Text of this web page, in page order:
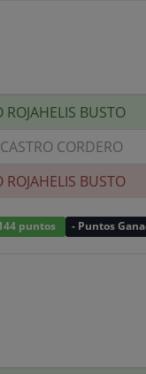
ROJAHELIS BUSTO
CORDERO
ROJAHELIS BUSTO
puntos - Puntos